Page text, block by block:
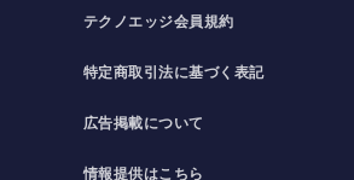
テクノエッジ会員規約
特定商取引法に基づく表記
広告掲載について
情報提供はこちら